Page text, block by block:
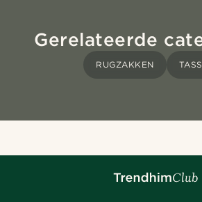
Gerelateerde
RUGZAKKEN